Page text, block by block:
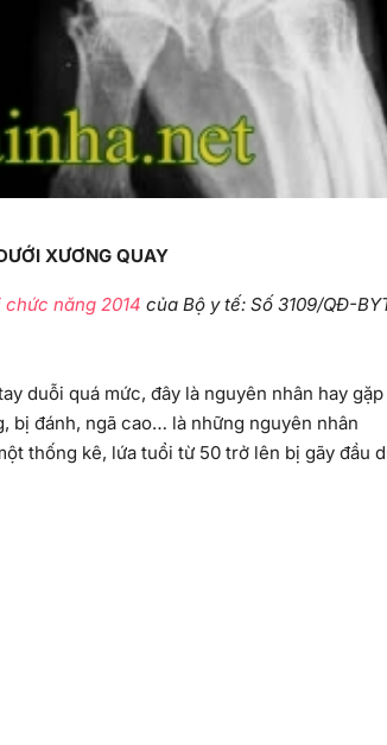
XƯƠNG QUAY
năng 2014 của Bộ y tế: Số 3109/QĐ-
duỗi quá mức, đây là nguyên nhân hay gặp
bị đánh, ngã cao… là những nguyên nhân
thống kê, lứa tuổi từ 50 trở lên bị gãy đầu